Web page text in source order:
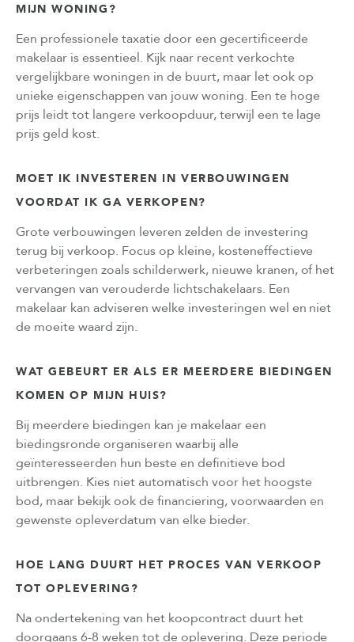
MIJN WONING?
Een professionele taxatie door een gecertificeerde
makelaar is essentieel. Kijk naar recent verkochte
vergelijkbare woningen in de buurt, maar let ook op
unieke eigenschappen van jouw woning. Een te hoge
prijs leidt tot langere verkoopduur, terwijl een te lage
prijs geld kost.
MOET IK INVESTEREN IN VERBOUWINGEN
VOORDAT IK GA VERKOPEN?
Grote verbouwingen leveren zelden de investering
terug bij verkoop. Focus op kleine, kosteneffectieve
verbeteringen zoals schilderwerk, nieuwe kranen, of het
vervangen van verouderde lichtschakelaars. Een
makelaar kan adviseren welke investeringen wel en niet
de moeite waard zijn.
WAT GEBEURT ER ALS ER MEERDERE BIEDINGEN
KOMEN OP MIJN HUIS?
Bij meerdere biedingen kan je makelaar een
biedingsronde organiseren waarbij alle
geïnteresseerden hun beste en definitieve bod
uitbrengen. Kies niet automatisch voor het hoogste
bod, maar bekijk ook de financiering, voorwaarden en
gewenste opleverdatum van elke bieder.
HOE LANG DUURT HET PROCES VAN VERKOOP
TOT OPLEVERING?
Na ondertekening van het koopcontract duurt het
doorgaans 6-8 weken tot de oplevering. Deze periode